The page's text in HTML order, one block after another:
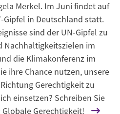
Merkel. Im Juni findet auf
Gipfel in Deutschland statt.
sind der UN-Gipfel zu
Nachhaltigkeitszielen im
die Klimakonferenz im
ihre Chance nutzen, unsere
Gerechtigkeit zu
einsetzen? Schreiben Sie
Gerechtigkeit!